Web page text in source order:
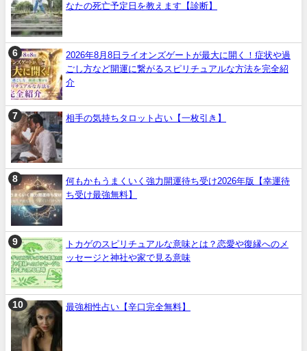
なたの死亡予定日を教えます【診断】
2026年8月8日ライオンズゲートが最大に開く！症状や過
ごし方など開運に繋がるスピリチュアルな方法を完全紹
介
相手の気持ちタロット占い【一枚引き】
何もかもうまくいく強力開運待ち受け2026年版【幸運待
ち受け最強無料】
トカゲのスピリチュアルな意味とは？恋愛や復縁へのメ
ッセージと神社や家で見る意味
最強相性占い【辛口完全無料】